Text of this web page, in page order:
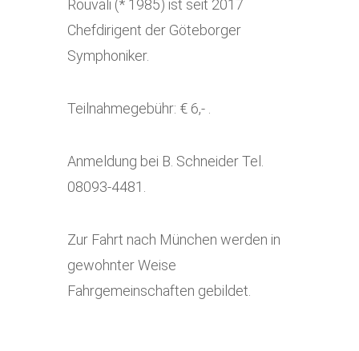
Rouvali (* 1985) ist seit 2017
Chefdirigent der Göteborger
Symphoniker.
Teilnahmegebühr: € 6,- .
Anmeldung bei B. Schneider Tel.
08093-4481.
Zur Fahrt nach München werden in
gewohnter Weise
Fahrgemeinschaften gebildet.